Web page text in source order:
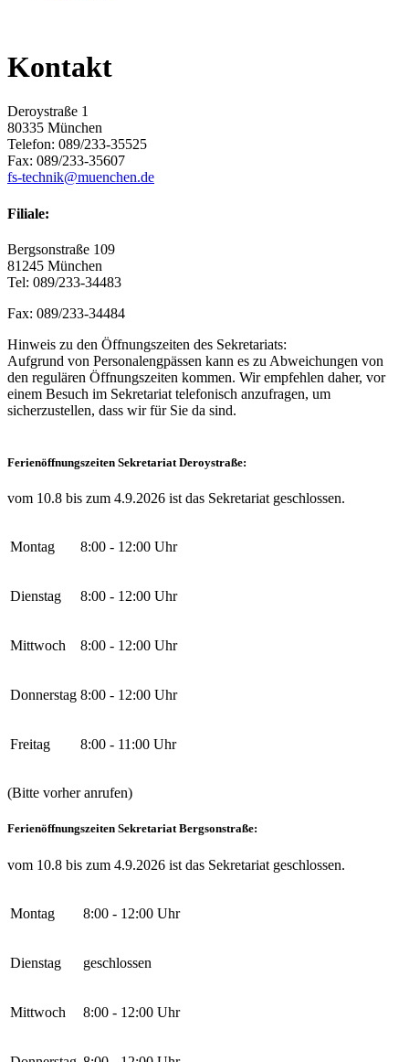
Kontakt
Deroystraße 1
80335 München
Telefon: 089/233-35525
Fax: 089/233-35607
fs-technik@muenchen.de
Filiale:
Bergsonstraße 109
81245 München
Tel: 089/233-34483
Fax: 089/233-34484
Hinweis zu den Öffnungszeiten des Sekretariats:
Aufgrund von Personalengpässen kann es zu Abweichungen von
den regulären Öffnungszeiten kommen. Wir empfehlen daher, vor
einem Besuch im Sekretariat telefonisch anzufragen, um
sicherzustellen, dass wir für Sie da sind.
Ferienöffnungszeiten Sekretariat Deroystraße:
vom 10.8 bis zum 4.9.2026 ist das Sekretariat geschlossen.
Montag 8:00 - 12:00 Uhr
Dienstag 8:00 - 12:00 Uhr
Mittwoch 8:00 - 12:00 Uhr
Donnerstag 8:00 - 12:00 Uhr
Freitag 8:00 - 11:00 Uhr
(Bitte vorher anrufen)
Ferienöffnungszeiten Sekretariat Bergsonstraße:
vom 10.8 bis zum 4.9.2026 ist das Sekretariat geschlossen.
Montag 8:00 - 12:00 Uhr
Dienstag geschlossen
Mittwoch 8:00 - 12:00 Uhr